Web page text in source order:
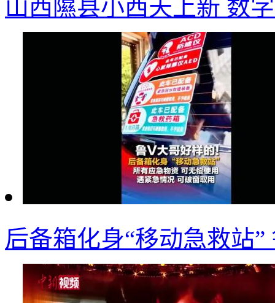
山西隰县小西天上新 数
后备箱化身“移动急救站